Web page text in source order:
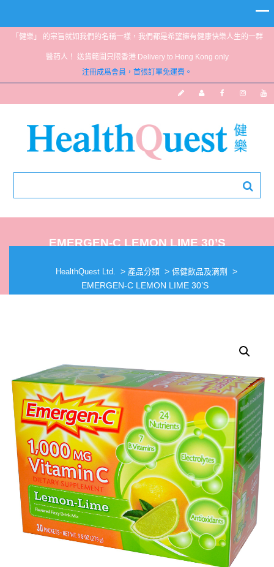
「健樂」 的宗旨就如我們的名稱一樣，我們都是希望擁有健康快樂人生的一群
醫葯人！ 送貨範圍只限香港 Delivery to Hong Kong only
注冊成爲會員，首張訂單免運費。
EMERGEN-C LEMON LIME 30’S
HealthQuest Ltd. > 產品分類 > 保健飲品及滴劑
>
EMERGEN-C LEMON LIME 30’S